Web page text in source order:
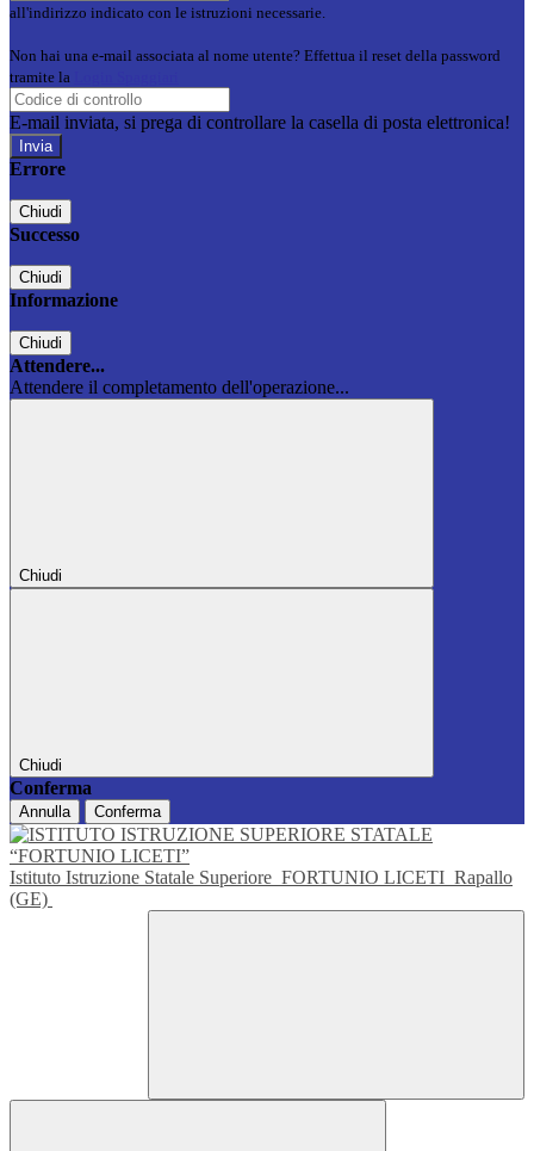
all'indirizzo indicato con le istruzioni necessarie.
Non hai una e-mail associata al nome utente? Effettua il reset della password
tramite la
E-mail inviata, si prega di controllare la casella di posta elettronica!
Errore
Chiudi
Successo
Chiudi
Informazione
Chiudi
Attendere...
Attendere il completamento dell'operazione...
Chiudi
Chiudi
Conferma
Annulla Conferma
Istituto Istruzione Statale Superiore FORTUNIO LICETI Rapallo
(GE)